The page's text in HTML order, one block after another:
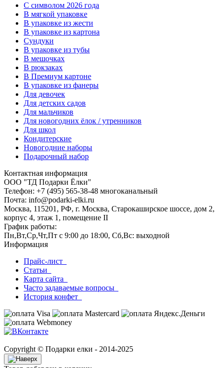
C символом 2026 года
В мягкой упаковке
В упаковке из жести
В упаковке из картона
Сундуки
В упаковке из тубы
В мешочках
В рюкзаках
В Премиум картоне
В упаковке из фанеры
Для девочек
Для детских садов
Для мальчиков
Для новогодних ёлок / утренников
Для школ
Кондитерские
Новогодние наборы
Подарочный набор
Контактная информация
ООО "ТД Подарки Ёлки"
Телефон: +7 (495) 565-38-48 многоканальный
Почта: info@podarki-elki.ru
Москва, 115201, РФ, г. Москва, Старокаширское шоссе, дом 2,
корпус 4, этаж 1, помещение II
График работы:
Пн,Вт,Ср,Чт,Пт с 9:00 до 18:00, Сб,Вс: выходной
Информация
Прайс-лист
Статьи
Карта сайта
Часто задаваемые вопросы
История конфет
Copyright © Подарки елки - 2014-2025